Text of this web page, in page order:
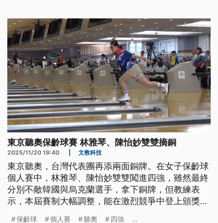
東京聽奧保齡球賽 林雅琴、陳怡妙雙雙摘銅
2025/11/20 19:40 文教科技
東京聽奧，台灣代表團再添兩面銅牌。在女子保齡球
個人賽中，林雅琴、陳怡妙雙雙闖進四強，雖然最終
分別不敵韓國與烏克蘭選手，拿下銅牌，但教練表
示，本屆賽制大幅調整，能在激烈競爭中登上頒獎
保齡球 個人賽 聽奧 四強 ...